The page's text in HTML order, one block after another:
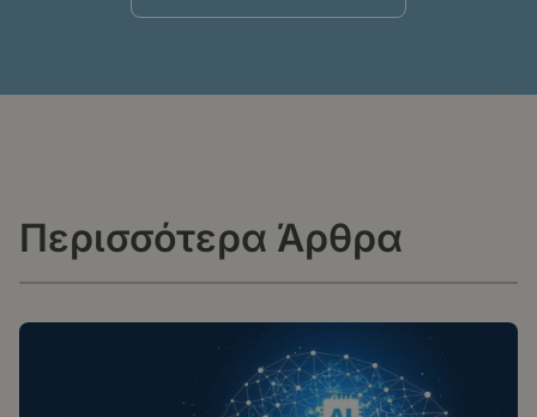
Περισσότερα Άρθρα